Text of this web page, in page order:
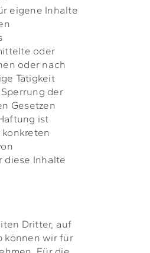
eigene Inhalte
oder
oder nach
Tätigkeit
der
Gesetzen
ist
diese Inhalte
Dritter, auf
können wir für